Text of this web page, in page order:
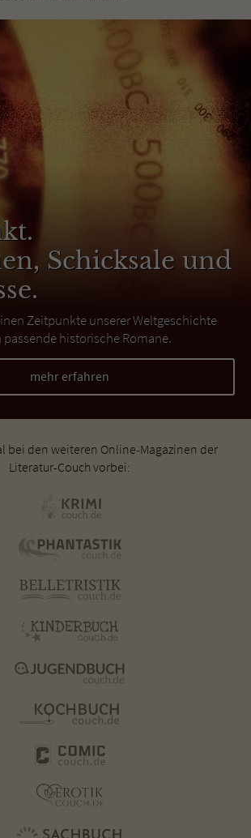
Schicksale und
Zeitpunkte unserer Weltgeschichte
historische Romane.
mehr erfahren
bei den weiteren Online-Magazinen der
Literatur-Couch vorbei: